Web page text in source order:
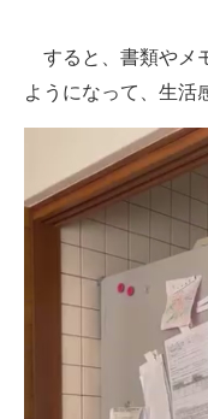
すると、書類やメ
ようになって、生活